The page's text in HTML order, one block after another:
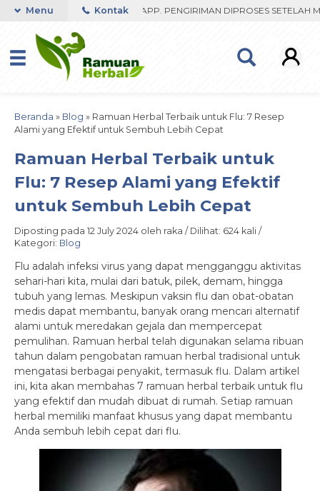
ORDER VIA WHATSAPP. PENGIRIMAN DIPROSES SETELAH
Menu Kontak
Beranda » Blog » Ramuan Herbal Terbaik untuk Flu: 7 Resep
Alami yang Efektif untuk Sembuh Lebih Cepat
Ramuan Herbal Terbaik untuk
Flu: 7 Resep Alami yang Efektif
untuk Sembuh Lebih Cepat
Diposting pada 12 July 2024 oleh raka / Dilihat: 624 kali /
Kategori: Blog
Flu adalah infeksi virus yang dapat mengganggu aktivitas
sehari-hari kita, mulai dari batuk, pilek, demam, hingga
tubuh yang lemas. Meskipun vaksin flu dan obat-obatan
medis dapat membantu, banyak orang mencari alternatif
alami untuk meredakan gejala dan mempercepat
pemulihan. Ramuan herbal telah digunakan selama ribuan
tahun dalam pengobatan ramuan herbal tradisional untuk
mengatasi berbagai penyakit, termasuk flu. Dalam artikel
ini, kita akan membahas 7 ramuan herbal terbaik untuk flu
yang efektif dan mudah dibuat di rumah. Setiap ramuan
herbal memiliki manfaat khusus yang dapat membantu
Anda sembuh lebih cepat dari flu.